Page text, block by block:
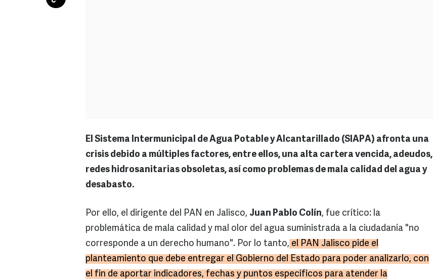
El Sistema Intermunicipal de Agua Potable y Alcantarillado (SIAPA) afronta una
crisis debido a múltiples factores, entre ellos, una alta cartera vencida, adeudos,
redes hidrosanitarias obsoletas, así como problemas de mala calidad del agua y
desabasto.
Por ello, el dirigente del PAN en Jalisco, Juan Pablo Colín, fue crítico: la
problemática de mala calidad y mal olor del agua suministrada a la ciudadanía "no
corresponde a un derecho humano". Por lo tanto, el PAN Jalisco pide el
planteamiento que debe entregar el Gobierno del Estado para poder analizarlo, con
el fin de aportar indicadores, fechas y puntos específicos para atender la